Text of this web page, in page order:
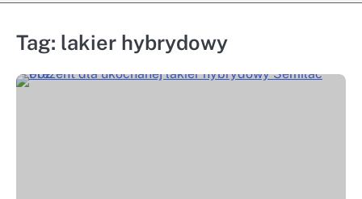
Tag: lakier hybrydowy